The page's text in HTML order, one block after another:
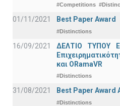
#Competitions
01/11/2021 Best Paper Award
#Distinctions
16/09/2021
ΔΕΛΤΙΟ ΤΥΠΟΥ
και ORamaVR
#Distinctions
31/08/2021 Best Paper Award
#Distinctions